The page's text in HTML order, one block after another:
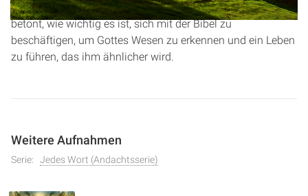
uns hilft, diese Wahrheit in unserem Leben zu erfahren. Er
betont, wie wichtig es ist, sich mit der Bibel zu
beschäftigen, um Gottes Wesen zu erkennen und ein Leben
zu führen, das ihm ähnlicher wird.
Weitere Aufnahmen
Serie: Jedes Wort (Andachtsserie)
Spenden